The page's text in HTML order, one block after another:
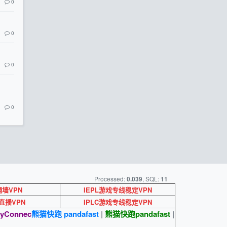
0
0
0
Processed:0.039, SQL:11
墙VPN
IEPL游戏专线稳定VPN
播VPN IPLC游戏专线稳定VPN
熊猫快跑 pandafast | 熊猫快跑pandafast |